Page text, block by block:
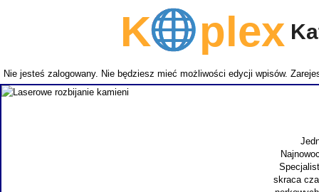
Kplex
Nie jesteś zalogowany. Nie będziesz mieć możliwości edycji wpisów.
skraca